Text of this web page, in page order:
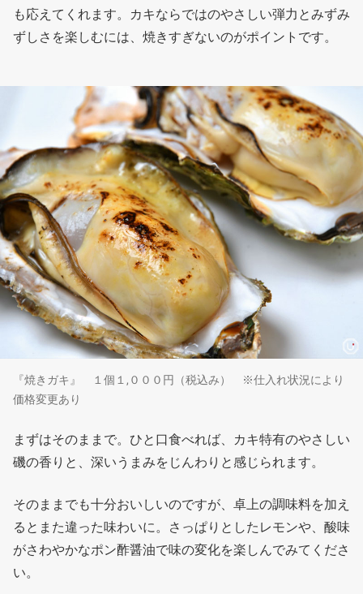
も応えてくれます。カキならではのやさしい弾力とみずみ
ずしさを楽しむには、焼きすぎないのがポイントです。
『焼きガキ』 １個１,０００円（税込み） ※仕入れ状況により
価格変更あり
まずはそのままで。ひと口食べれば、カキ特有のやさしい
磯の香りと、深いうまみをじんわりと感じられます。
そのままでも十分おいしいのですが、卓上の調味料を加え
るとまた違った味わいに。さっぱりとしたレモンや、酸味
がさわやかなポン酢醤油で味の変化を楽しんでみてくださ
い。